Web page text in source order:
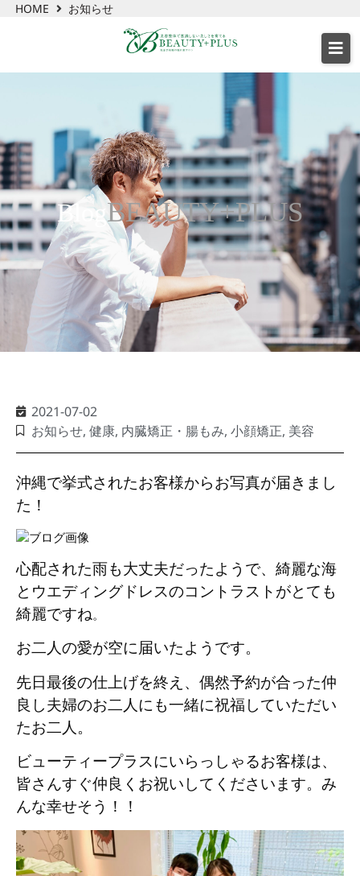
HOME お知らせ
BlogBEAUTY+PLUS
2021-07-02
お知らせ, 健康, 内臓矯正・腸もみ, 小顔矯正, 美容
沖縄で挙式されたお客様からお写真が届きまし
た！
心配された雨も大丈夫だったようで、綺麗な海
とウエディングドレスのコントラストがとても
綺麗ですね。
お二人の愛が空に届いたようです。
先日最後の仕上げを終え、偶然予約が合った仲
良し夫婦のお二人にも一緒に祝福していただい
たお二人。
ビューティープラスにいらっしゃるお客様は、
皆さんすぐ仲良くお祝いしてくださいます。 み
んな幸せそう！！